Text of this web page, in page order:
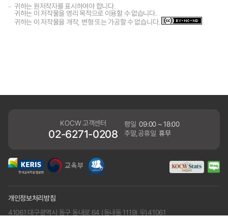
귀하는 원저작자를 표시하여야 합니다.
귀하는 이 저작물을 영리 목적으로 이용할 수 없습니다.
귀하는 이 저작물을 개작, 변형 또는 가공할 수 없습니다.
KOCW 고객센터
02-6271-0208
평일 09:00 ~ 18:00
주말,공휴일 휴무
개인정보처리방침
41061 대구광역시 동구 동내로 64 (동내동 1119) 우)41061